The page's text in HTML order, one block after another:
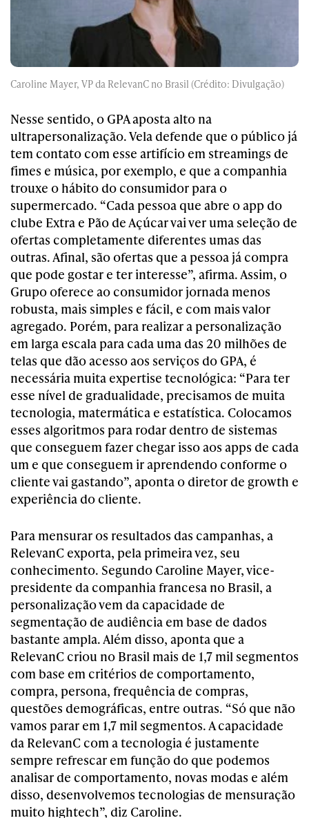
Caroline Mayer, VP da RelevanC no Brasil (Crédito: Divulgação)
Nesse sentido, o GPA aposta alto na
ultrapersonalização. Vela defende que o público já
tem contato com esse artifício em streamings de
fimes e música, por exemplo, e que a companhia
trouxe o hábito do consumidor para o
supermercado. “Cada pessoa que abre o app do
clube Extra e Pão de Açúcar vai ver uma seleção de
ofertas completamente diferentes umas das
outras. Afinal, são ofertas que a pessoa já compra
que pode gostar e ter interesse”, afirma. Assim, o
Grupo oferece ao consumidor jornada menos
robusta, mais simples e fácil, e com mais valor
agregado. Porém, para realizar a personalização
em larga escala para cada uma das 20 milhões de
telas que dão acesso aos serviços do GPA, é
necessária muita expertise tecnológica: “Para ter
esse nível de gradualidade, precisamos de muita
tecnologia, matermática e estatística. Colocamos
esses algoritmos para rodar dentro de sistemas
que conseguem fazer chegar isso aos apps de cada
um e que conseguem ir aprendendo conforme o
cliente vai gastando”, aponta o diretor de growth e
experiência do cliente.
Para mensurar os resultados das campanhas, a
RelevanC exporta, pela primeira vez, seu
conhecimento. Segundo Caroline Mayer, vice-
presidente da companhia francesa no Brasil, a
personalização vem da capacidade de
segmentação de audiência em base de dados
bastante ampla. Além disso, aponta que a
RelevanC criou no Brasil mais de 1,7 mil segmentos
com base em critérios de comportamento,
compra, persona, frequência de compras,
questões demográficas, entre outras. “Só que não
vamos parar em 1,7 mil segmentos. A capacidade
da RelevanC com a tecnologia é justamente
sempre refrescar em função do que podemos
analisar de comportamento, novas modas e além
disso, desenvolvemos tecnologias de mensuração
muito hightech”, diz Caroline.